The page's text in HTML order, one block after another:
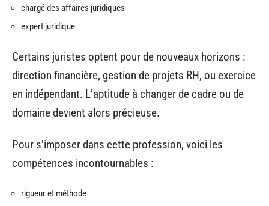
chargé des affaires juridiques
expert juridique
Certains juristes optent pour de nouveaux horizons :
direction financière, gestion de projets RH, ou exercice
en indépendant. L’aptitude à changer de cadre ou de
domaine devient alors précieuse.
Pour s’imposer dans cette profession, voici les
compétences incontournables :
rigueur et méthode